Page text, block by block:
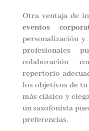
Otra ventaja de
eventos
personalización y
profesionales
colaboración
repertorio
los objetivos de tu
más clásico y
un saxofonista
preferencias.